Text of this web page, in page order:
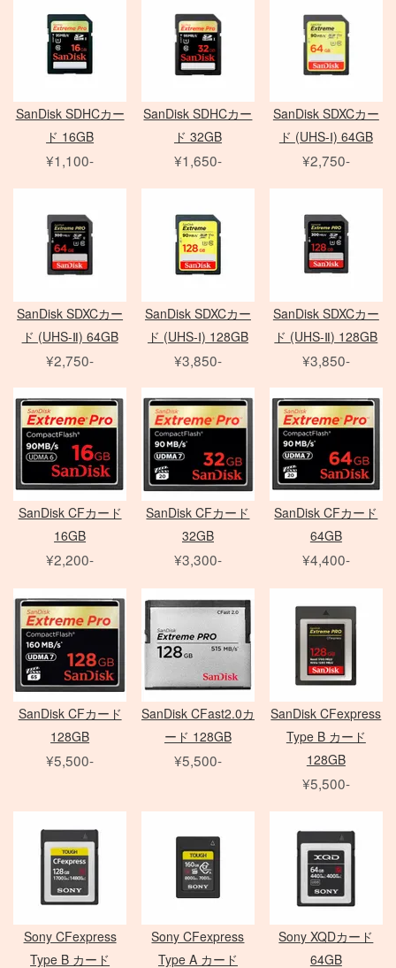
FUJIFILM GFXシリーズ
デジタルバック
PHASE ONE Pシリーズ
PHASE ONE 中判カメラ
デジタルアクセサリ
メモリーカード各種
バッテリー関連
バッテリーグリップ
動画撮影用アクセサリ
撮影補助アクセサリ
その他カメラ
小道具デジタルカメラ
PC用 外付バッテリー
PC用 アクセサリ
EIZO モニター
モニター用 アクセサリ
ケーブル / アダプター
PC用 ケーブル
PC用 変換アダプタ
映像出力用 ケーブル
映像出力用 変換アダプタ
Nikon Lens
AF-S ズームレンズ
Micro レンズ
PC / PC-E レンズ
AI レンズ
アクセサリ
スピードライト
レリーズ
Sony Lens ACC
FE ズームレンズ
FE MACRO レンズ
アクセサリ
EF Mount Lens
Sigma 単焦点レンズ
Sigma ズームレンズ
Laowa 単焦点レンズ
Film Camera / Lens
H カメラ
HC レンズ
アクセサリ
セコールD レンズ
アクセサリ
FUJIFILM GFX
G レンズ
アクセサリ
Film Camera / Lens
クラシックカメラ専門 姉妹店「スプール」
中判 在庫リスト
Sinar
COLAVOLEX
PHASE ONE アクセサリ
Film Camera / Lens
クラシックカメラ専門 姉妹店「スプール」
大判 在庫リスト
Manfrotto
一脚
三脚
雲台・他
ハスキー三脚
Other Brands
一脚・三脚
雲台・他
スタビライザー
TIFFEN
ND フィルター
アダプター
Kenko
ND フィルター
PL フィルター
クローズアップ
ソフトフィルター
クロスフィルター
MARUMI
PL フィルター
クローズアップ
CROMOFILTER
モノブロック
（バッテリータイプ）
オパライト
ソフトボックス
エフェクトランプ
ピコライト
Profoto
電源部
ヘッド
モノブロック
（ACタイプ）
モノブロック
（バッテリータイプ）
クリップオン
オパライト
アンブレラ
特殊効果ツール
アクセサリ
COMET
電源部
ヘッド
モノブロック
アクセサリ
STORM シリーズ
Light Storm シリーズ
amaran シリーズ
NOVA シリーズ
INFINIBAR シリーズ
アクセサリ
ソフトボックス
スポットライトマウント
フレネル・バーンドア
その他 LEDライト
ARRI
Profoto
Phottix
ASTERA
DEDOLIGHT
Fotodiox
KINO FLO
Litepanels
Other Brand
LED用バッテリー
HMI
ARRI
Profoto
broncolor
DEDOLIGHT
Manfrotto
Avenger
センチュリースタンド
Other Brand
クランプ
Manfrotto
Avenger
Other Brand
ブーム
Manfrotto
Avenger
Others
オートポール
Manfrotto
MINOLTA
SEKONIC
Kenko
レフ
折り畳みレフ
ロールレフ
ライトパネル
布/フレーム/他
紗幕/黒幕/布 各種
フラッグ各種
フレーム
打ち枝
発電機/他
発電機
送風機
暖房
SanDisk SDHCカー
ド 16GB
¥1,100-
SanDisk SDHCカー
ド 32GB
¥1,650-
SanDisk SDXCカー
ド (UHS-Ⅰ) 64GB
¥2,750-
SanDisk SDXCカー
ド (UHS-Ⅱ) 64GB
¥2,750-
SanDisk SDXCカー
ド (UHS-Ⅰ) 128GB
¥3,850-
SanDisk SDXCカー
ド (UHS-Ⅱ) 128GB
¥3,850-
SanDisk CFカード
16GB
¥2,200-
SanDisk CFカード
32GB
¥3,300-
SanDisk CFカード
64GB
¥4,400-
SanDisk CFカード
128GB
¥5,500-
SanDisk CFast2.0カ
ード 128GB
¥5,500-
SanDisk CFexpress
Type B カード
128GB
¥5,500-
Sony CFexpress
Type B カード
Sony CFexpress
Type A カード
Sony XQDカード
64GB